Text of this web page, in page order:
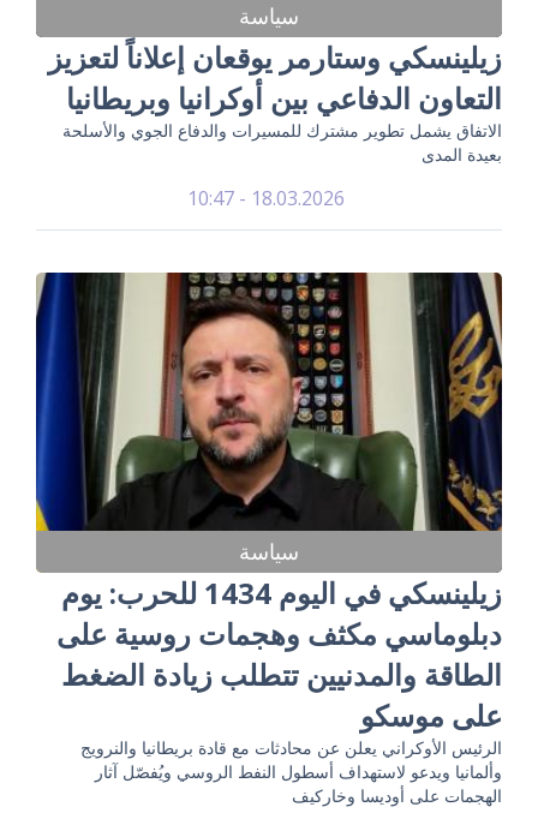
سياسة
زيلينسكي وستارمر يوقعان إعلاناً لتعزيز
التعاون الدفاعي بين أوكرانيا وبريطانيا
الاتفاق يشمل تطوير مشترك للمسيرات والدفاع الجوي والأسلحة
بعيدة المدى
18.03.2026 - 10:47
سياسة
زيلينسكي في اليوم 1434 للحرب: يوم
دبلوماسي مكثف وهجمات روسية على
الطاقة والمدنيين تتطلب زيادة الضغط
على موسكو
الرئيس الأوكراني يعلن عن محادثات مع قادة بريطانيا والنرويج
وألمانيا ويدعو لاستهداف أسطول النفط الروسي ويُفصّل آثار
الهجمات على أوديسا وخاركيف